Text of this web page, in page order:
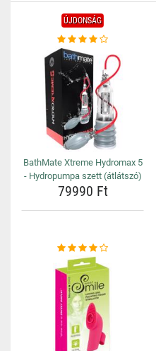
ÚJDONSÁG
BathMate Xtreme Hydromax 5
- Hydropumpa szett (átlátszó)
79990 Ft